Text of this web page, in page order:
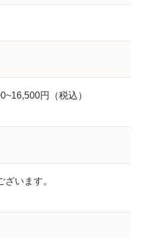
円（税込）
います。